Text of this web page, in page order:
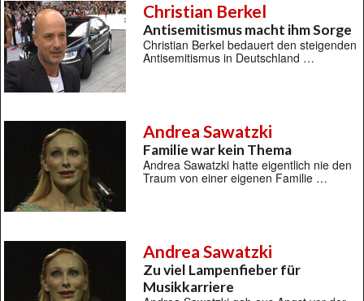
Christian Berkel
Antisemitismus macht ihm Sorge
Christian Berkel bedauert den steigenden
Antisemitismus in Deutschland …
Andrea Sawatzki
Familie war kein Thema
Andrea Sawatzki hatte eigentlich nie den
Traum von einer eigenen Familie …
Andrea Sawatzki
Zu viel Lampenfieber für
Musikkarriere